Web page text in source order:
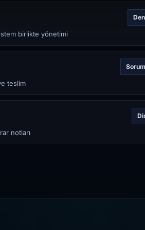
birlikte yönetimi
teslim
notları